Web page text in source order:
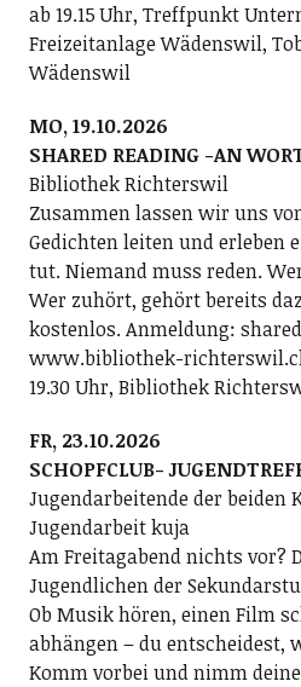
ab 19.15 Uhr, Treffpunkt
Freizeitanlage Wädenswil,
Wädenswil
MO, 19.10.2026
SHARED READING -AN
Bibliothek Richterswil
Zusammen lassen wir uns
Gedichten leiten und erleben
tut. Niemand muss reden.
Wer zuhört, gehört bereits
kostenlos. Anmeldung:
www.bibliothek-
19.30 Uhr, Bibliothek
FR, 23.10.2026
SCHOPFCLUB-
Jugendarbeitende der beiden
Jugendarbeit kuja
Am Freitagabend nichts vor?
Jugendlichen der
Ob Musik hören, einen Film
abhängen – du entscheidest,
Komm vorbei und nimm